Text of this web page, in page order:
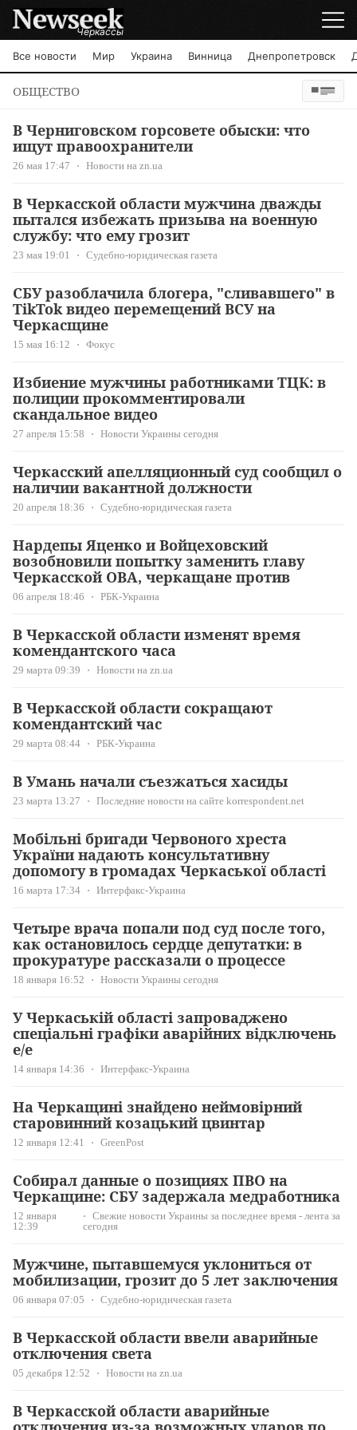
Черкассы
Все новости Мир Украина Винница Днепропетровск
ОБЩЕСТВО
В Черниговском горсовете обыски: что
ищут правоохранители
26 мая 17:47 Новости на zn.ua
В Черкасской области мужчина дважды
пытался избежать призыва на военную
службу: что ему грозит
23 мая 19:01 Судебно-юридическая газета
СБУ разоблачила блогера, "сливавшего" в
TikTok видео перемещений ВСУ на
Черкасщине
15 мая 16:12 Фокус
Избиение мужчины работниками ТЦК: в
полиции прокомментировали
скандальное видео
27 апреля 15:58 Новости Украины сегодня
Черкасский апелляционный суд сообщил о
наличии вакантной должности
20 апреля 18:36 Судебно-юридическая газета
Нардепы Яценко и Войцеховский
возобновили попытку заменить главу
Черкасской ОВА, черкащане против
06 апреля 18:46 РБК-Украина
В Черкасской области изменят время
комендантского часа
29 марта 09:39 Новости на zn.ua
В Черкасской области сокращают
комендантский час
29 марта 08:44 РБК-Украина
В Умань начали съезжаться хасиды
23 марта 13:27 Последние новости на сайте korrespondent.net
Мобільні бригади Червоного хреста
України надають консультативну
допомогу в громадах Черкаської області
16 марта 17:34 Интерфакс-Украина
Четыре врача попали под суд после того,
как остановилось сердце депутатки: в
прокуратуре рассказали о процессе
18 января 16:52 Новости Украины сегодня
У Черкаській області запроваджено
спеціальні графіки аварійних відключень
е/е
14 января 14:36 Интерфакс-Украина
На Черкащині знайдено неймовірний
старовинний козацький цвинтар
12 января 12:41 GreenPost
Собирал данные о позициях ПВО на
Черкащине: СБУ задержала медработника
12 января
12:39
Свежие новости Украины за последнее время - лента за
сегодня
Мужчине, пытавшемуся уклониться от
мобилизации, грозит до 5 лет заключения
06 января 07:05 Судебно-юридическая газета
В Черкасской области ввели аварийные
отключения света
05 декабря 12:52 Новости на zn.ua
В Черкасской области аварийные